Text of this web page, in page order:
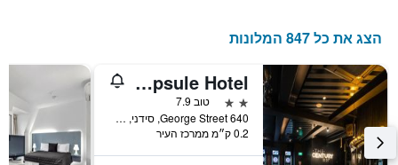
הצג את כל 847 המלונות
The Capsule Hotel
2 כוכבים
טוב 7.9
640 George Street, סידני, NSW, אוסטרליה
0.2 ק״מ ממרכז העיר